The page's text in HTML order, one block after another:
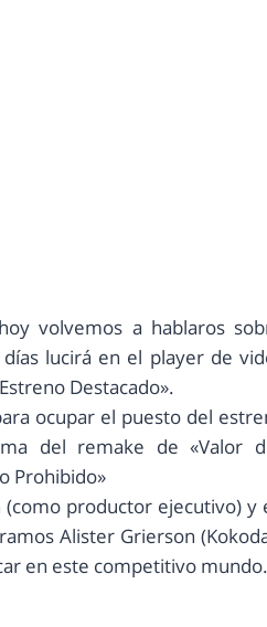
volvemos a hablaros
lucirá en el player de
Destacado».
ocupar el puesto del
del remake de «Valor
Prohibido»
(como productor ejecutivo)
Alister Grierson
en este competitivo mundo.